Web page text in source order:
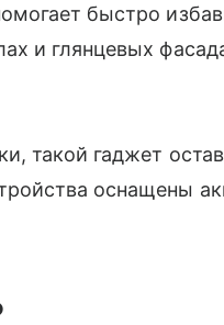
быстро
и глянцевых
такой гаджет
оснащены